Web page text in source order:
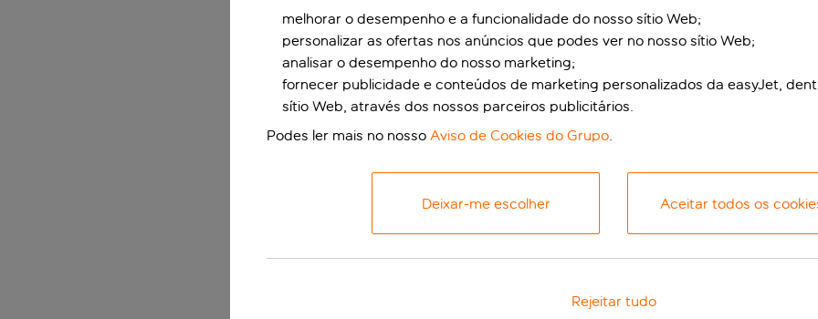
melhorar o desempenho e a funcionalidade do nosso sítio Web;
personalizar as ofertas nos anúncios que podes ver no nosso sítio Web;
analisar o desempenho do nosso marketing;
fornecer publicidade e conteúdos de marketing personalizados da easyJet,
sítio Web, através dos nossos parceiros publicitários.
Podes ler mais no nosso Aviso de Cookies do Grupo.
Deixar-me escolher Aceitar todos os
Rejeitar tudo